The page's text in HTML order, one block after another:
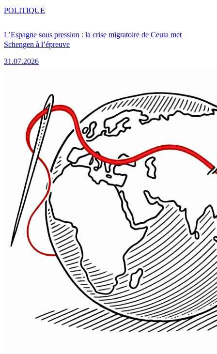
L’Espagne sous pression : la crise migratoire de Ceuta met
Schengen à l’épreuve
31.07.2026
POLITIQUE